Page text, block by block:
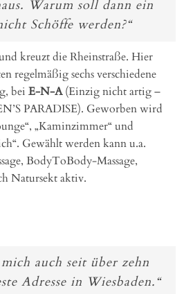
Warum soll dann ein
Schöffe werden?“
kreuzt die Rheinstraße. Hier
regelmäßig sechs verschiedene
bei E-N-A(Einzig nicht artig –
PARADISE). Geworben wird
„Kaminzimmer“ und
Gewählt werden kann u.a.
BodyToBody-Massage,
Natursekt aktiv.
auch seit über zehn
Adresse in Wiesbaden.“